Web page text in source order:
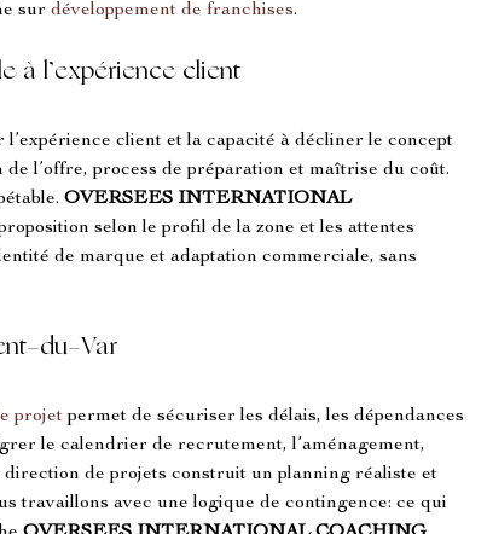
sur développement de franchises.
à l’expérience client
l’expérience client et la capacité à décliner le concept
l’offre, process de préparation et maîtrise du coût.
OVERSEES INTERNATIONAL
selon le profil de la zone et les attentes
de marque et adaptation commerciale, sans
du-Var
projet permet de sécuriser les délais, les dépendances
le calendrier de recrutement, l’aménagement,
direction de projets construit un planning réaliste et
travaillons avec une logique de contingence: ce qui